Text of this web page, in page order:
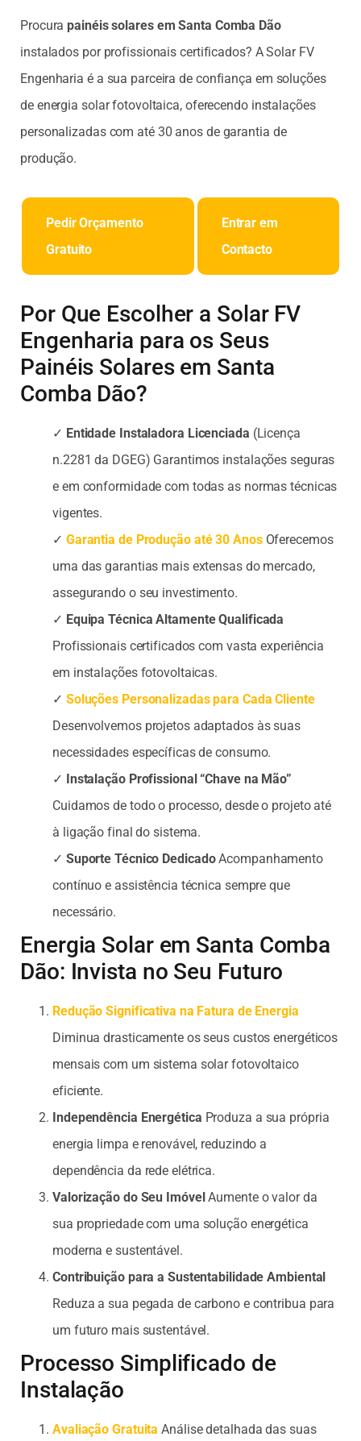
Procura painéis solares em Santa Comba Dão
instalados por profissionais certificados? A Solar FV
Engenharia é a sua parceira de confiança em soluções
de energia solar fotovoltaica, oferecendo instalações
personalizadas com até 30 anos de garantia de
produção.
Pedir Orçamento
Gratuito
Entrar em
Contacto
Por Que Escolher a Solar FV
Engenharia para os Seus
Painéis Solares em Santa
Comba Dão?
✓ Entidade Instaladora Licenciada (Licença
n.2281 da DGEG) Garantimos instalações seguras
e em conformidade com todas as normas técnicas
vigentes.
✓ Garantia de Produção até 30 AnosOferecemos
uma das garantias mais extensas do mercado,
assegurando o seu investimento.
✓ Equipa Técnica Altamente Qualificada
Profissionais certificados com vasta experiência
em instalações fotovoltaicas.
✓ Soluções Personalizadas para Cada Cliente
Desenvolvemos projetos adaptados às suas
necessidades específicas de consumo.
✓ Instalação Profissional “Chave na Mão”
Cuidamos de todo o processo, desde o projeto até
à ligação final do sistema.
✓ Suporte Técnico DedicadoAcompanhamento
contínuo e assistência técnica sempre que
necessário.
Energia Solar em Santa Comba
Dão: Invista no Seu Futuro
Redução Significativa na Fatura de Energia
Diminua drasticamente os seus custos energéticos
mensais com um sistema solar fotovoltaico
eficiente.
Independência Energética Produza a sua própria
energia limpa e renovável, reduzindo a
dependência da rede elétrica.
Valorização do Seu ImóvelAumente o valor da
sua propriedade com uma solução energética
moderna e sustentável.
Contribuição para a Sustentabilidade Ambiental
Reduza a sua pegada de carbono e contribua para
um futuro mais sustentável.
Processo Simplificado de
Instalação
Avaliação Gratuita Análise detalhada das suas